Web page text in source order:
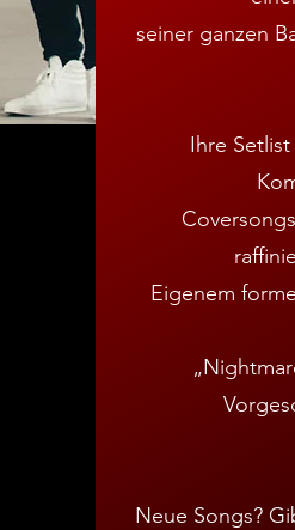
seiner ganzen
Ihre
Eigenem
Neue Songs?